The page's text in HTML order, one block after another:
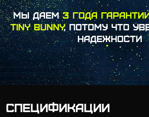
МЫ ДАЕМ3 ГОДА
TINY BUNNY, ПОТОМУ ЧТО
НАДЕЖНОСТИ
СПЕЦИФИКАЦИИ